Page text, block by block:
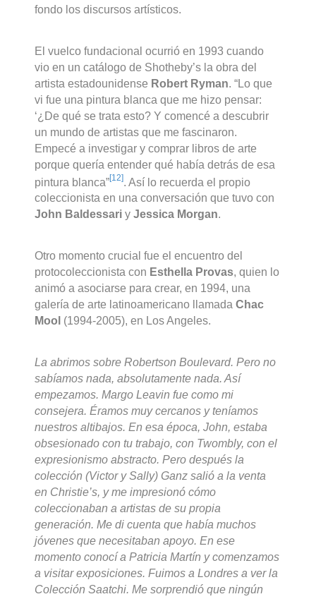
fondo los discursos artísticos.
El vuelco fundacional ocurrió en 1993 cuando
vio en un catálogo de Shotheby’s la obra del
artista estadounidense Robert Ryman. “Lo que
vi fue una pintura blanca que me hizo pensar:
‘¿De qué se trata esto? Y comencé a descubrir
un mundo de artistas que me fascinaron.
Empecé a investigar y comprar libros de arte
porque quería entender qué había detrás de esa
pintura blanca”[12]. Así lo recuerda el propio
coleccionista en una conversación que tuvo con
John BaldessariyJessica Morgan.
Otro momento crucial fue el encuentro del
protocoleccionista con Esthella Provas, quien lo
animó a asociarse para crear, en 1994, una
galería de arte latinoamericano llamadaChac
Mool (1994-2005), en Los Angeles.
La abrimos sobre Robertson Boulevard. Pero no
sabíamos nada, absolutamente nada. Así
empezamos. Margo Leavin fue como mi
consejera. Éramos muy cercanos y teníamos
nuestros altibajos. En esa época, John, estaba
obsesionado con tu trabajo, con Twombly, con el
expresionismo abstracto. Pero después la
colección (Victor y Sally) Ganz salió a la venta
en Christie’s, y me impresionó cómo
coleccionaban a artistas de su propia
generación. Me di cuenta que había muchos
jóvenes que necesitaban apoyo. En ese
momento conocí a Patricia Martín y comenzamos
a visitar exposiciones. Fuimos a Londres a ver la
Colección Saatchi. Me sorprendió que ningún